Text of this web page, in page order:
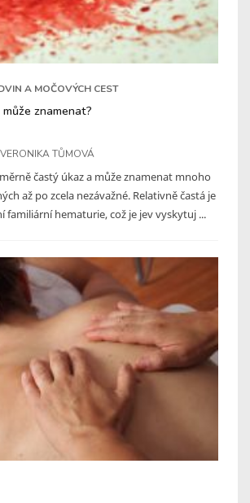
A MOČOVÝCH CEST
znamenat?
VERONIKA TŮMOVÁ
častý úkaz a může znamenat mnoho
až po zcela nezávažné. Relativně častá je
familiární hematurie, což je jev vyskytuj ...